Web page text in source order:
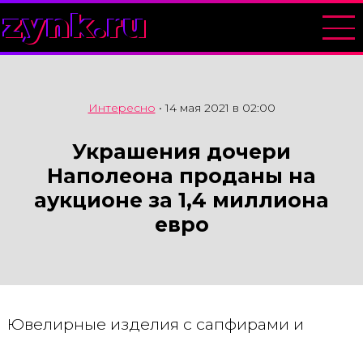
zynk.ru
Интересно •14 мая 2021 в 02:00
Украшения дочери
Наполеона проданы на
аукционе за 1,4 миллиона
евро
Ювелирные изделия с сапфирами и